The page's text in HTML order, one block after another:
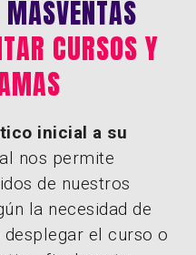
CURSOS Y
inicial a su
nos permite
de nuestros
la necesidad de
el curso o